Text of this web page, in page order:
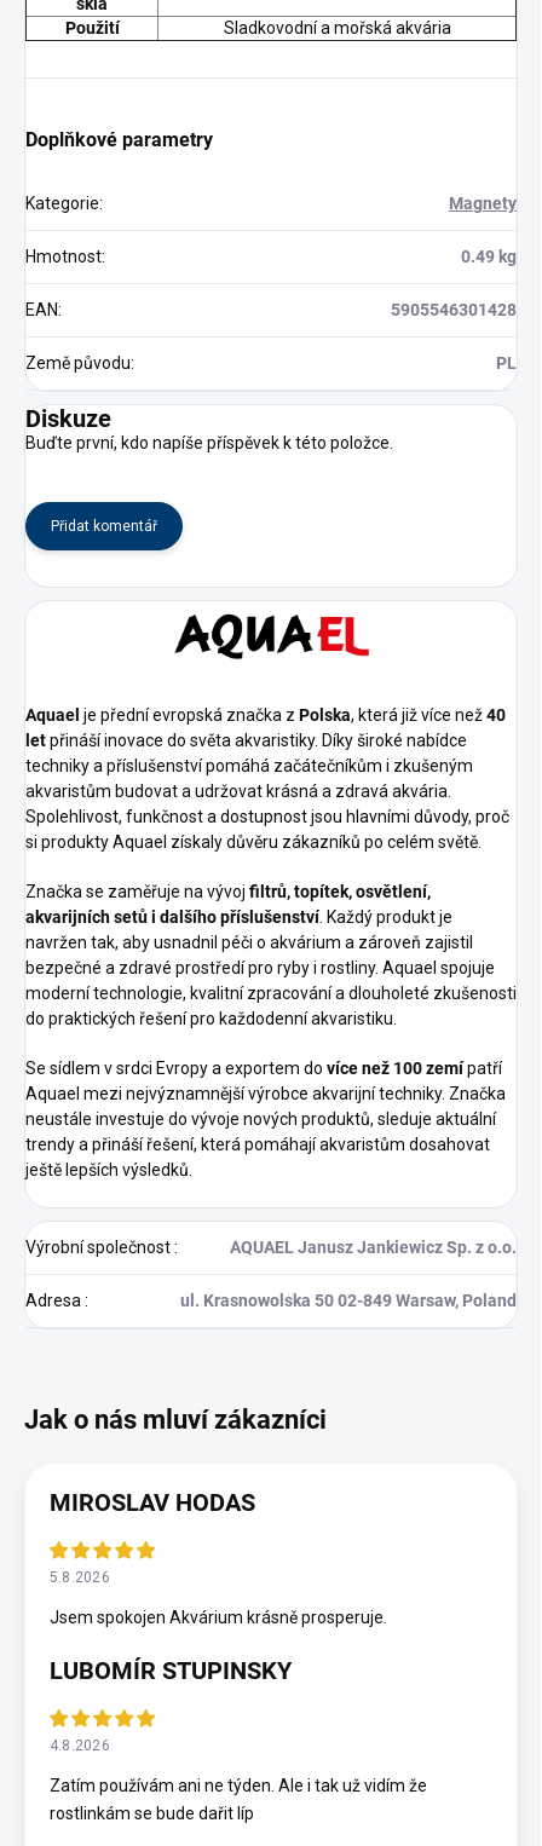
skla
Použití
Sladkovodní a mořská akvária
Doplňkové parametry
Kategorie: Magnety
Hmotnost: 0.49 kg
EAN: 5905546301428
Země původu: PL
Diskuze
Buďte první, kdo napíše příspěvek k této položce.
Přidat komentář
Aquael je přední evropská značka z Polska, která již více než40
letpřináší inovace do světa akvaristiky. Díky široké nabídce
techniky a příslušenství pomáhá začátečníkům i zkušeným
akvaristům budovat a udržovat krásná a zdravá akvária.
Spolehlivost, funkčnost a dostupnost jsou hlavními důvody, proč
si produkty Aquael získaly důvěru zákazníků po celém světě.
Značka se zaměřuje na vývoj filtrů, topítek, osvětlení,
akvarijních setů i dalšího příslušenství. Každý produkt je
navržen tak, aby usnadnil péči o akvárium a zároveň zajistil
bezpečné a zdravé prostředí pro ryby i rostliny. Aquael spojuje
moderní technologie, kvalitní zpracování a dlouholeté zkušenosti
do praktických řešení pro každodenní akvaristiku.
Se sídlem v srdci Evropy a exportem do více než 100 zemípatří
Aquael mezi nejvýznamnější výrobce akvarijní techniky. Značka
neustále investuje do vývoje nových produktů, sleduje aktuální
trendy a přináší řešení, která pomáhají akvaristům dosahovat
ještě lepších výsledků.
Výrobní společnost: AQUAEL Janusz Jankiewicz Sp. z o.o.
Adresa : ul. Krasnowolska 50 02-849 Warsaw, Poland
MIROSLAV HODAS
5.8.2026
Jsem spokojen Akvárium krásně prosperuje.
LUBOMÍR STUPINSKY
4.8.2026
Zatím používám ani ne týden. Ale i tak už vidím že
rostlinkám se bude dařit líp